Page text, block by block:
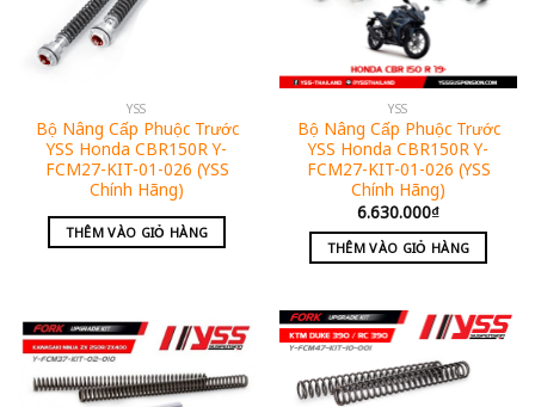
YSS
Bộ Nâng Cấp Phuộc Trước
YSS Honda CBR150R Y-
FCM27-KIT-01-026 (YSS
Chính Hãng)
THÊM VÀO GIỎ HÀNG
YSS
Bộ Nâng Cấp Phuộc Trước
YSS Honda CBR150R Y-
FCM27-KIT-01-026 (YSS
Chính Hãng)
6.630.000₫
THÊM VÀO GIỎ HÀNG